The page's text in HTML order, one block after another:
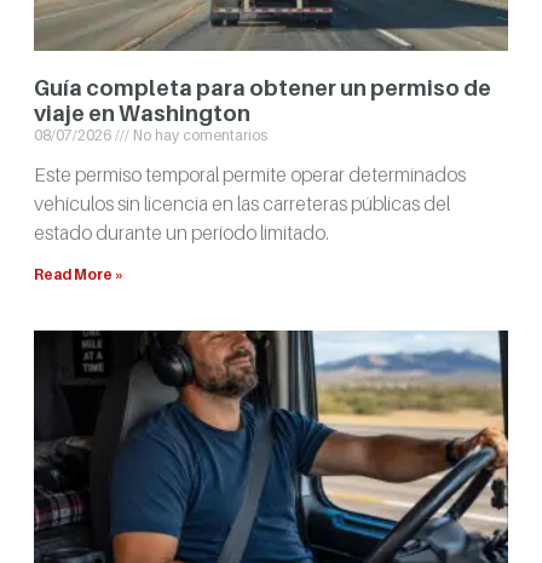
Guía completa para obtener un permiso de
viaje en Washington
08/07/2026 No hay comentarios
Este permiso temporal permite operar determinados
vehículos sin licencia en las carreteras públicas del
estado durante un período limitado.
Read More »